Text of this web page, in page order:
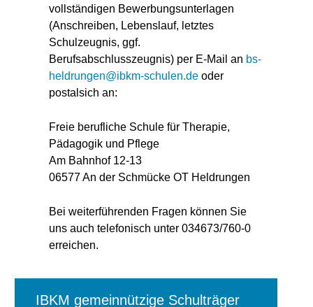
vollständigen Bewerbungsunterlagen
(Anschreiben, Lebenslauf, letztes
Schulzeugnis, ggf.
Berufsabschlusszeugnis) per E-Mail an bs-
heldrungen@ibkm-schulen.de oder
postalsich an:
Freie berufliche Schule für Therapie,
Pädagogik und Pflege
Am Bahnhof 12-13
06577 An der Schmücke OT Heldrungen
Bei weiterführenden Fragen können Sie
uns auch telefonisch unter 034673/760-0
erreichen.
IBKM gemeinnützige Schulträger